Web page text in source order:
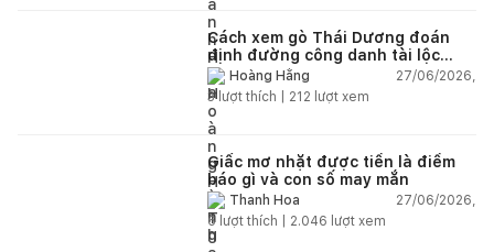
Cách xem gò Thái Dương đoán
định đường công danh tài lộc
theo nhân tướng học
Hoàng Hằng
27/06/2026,
3lượt thích | 212 lượt xem
Giấc mơ nhặt được tiền là điềm
báo gì và con số may mắn
Thanh Hoa
27/06/2026,
6 lượt thích | 2.046 lượt xem